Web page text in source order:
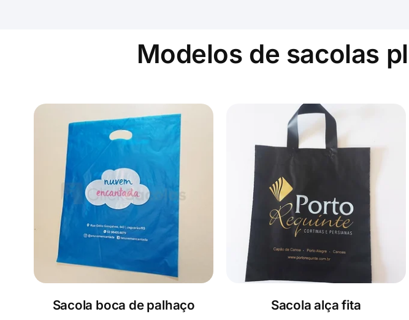
Modelos de sacolas
Sacola boca de palhaço Sacola alça fita